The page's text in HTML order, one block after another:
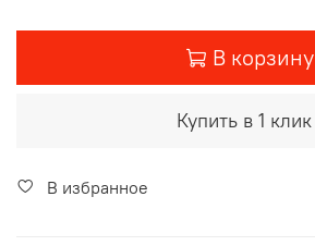
В корзину
Купить в 1 клик
В избранное